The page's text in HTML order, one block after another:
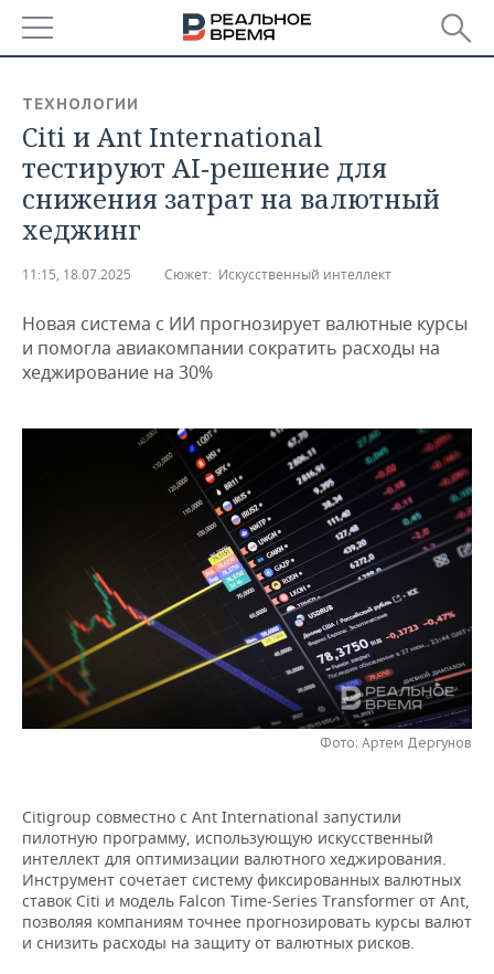
БАШКОРТОСТАН
ТАТАРСТАН
УДМУРТИЯ
НОВОСТИ
АНАЛИТИКА
НОВОСТИ АНАЛИТИКИ
ДЕКЛАРАЦИИ О ДОХОДАХ
КОРОЛИ ГОСЗАКАЗА ПФО
ВУЗЫ ТАТАРСТАНА
КОМУ ПРИНАДЛЕЖАТ
ТОРГОВЫЕ ЦЕНТРЫ
ЭКОНОМИКА
НОВОСТИ ЭКОНОМИКИ
ФИНАНСЫ
БАНКИ
БЮДЖЕТ
ПРОМЫШЛЕННОСТЬ
НОВОСТИ
ПРОМЫШЛЕННОСТИ
МАШИНОСТРОЕНИЕ
ЭНЕРГЕТИКА
НЕДВИЖИМОСТЬ
НОВОСТИ НЕДВИЖИМОСТИ
АВТО
НОВОСТИ АВТО
БИЗНЕС
НОВОСТИ БИЗНЕСА
РОЗНИЧНАЯ ТОРГОВЛЯ
ТРАНСПОРТ
УСЛУГИ
НОВОСТИ ТЕХНОЛОГИЙ
МЕДИА
ТЕЛЕКОММУНИКАЦИИ
НОВОСТИ МЕРОПРИЯТИЙ
ВЫЕЗДНАЯ РЕДАКЦИЯ
БИЗНЕС-БРАНЧИ
НОВОСТИ СПОРТА
ФУТБОЛ
ВОЛЕЙБОЛ
КИБЕРСПОРТ
ФИГУРНОЕ КАТАНИЕ
ОБЩЕСТВО
НОВОСТИ ОБЩЕСТВА
ИСТОРИЯ
КУЛЬТУРА
МЕДИЦИНА
ФОТОГАЛЕРЕЯ
СПИСОК ПЕРСОН
СПИСОК КОМПАНИЙ
ПОЛНАЯ ВЕРСИЯ
ТЕХНОЛОГИИ
Citi и Ant International
тестируют AI‑решение для
снижения затрат на валютный
хеджинг
11:15, 18.07.2025 Сюжет: Искусственный интеллект
Новая система с ИИ прогнозирует валютные курсы
и помогла авиакомпании сократить расходы на
хеджирование на 30%
Фото: Артем Дергунов
Citigroup совместно с Ant International запустили
пилотную программу, использующую искусственный
интеллект для оптимизации валютного хеджирования.
Инструмент сочетает систему фиксированных валютных
ставок Citi и модель Falcon Time‑Series Transformer от Ant,
позволяя компаниям точнее прогнозировать курсы валют
и снизить расходы на защиту от валютных рисков.